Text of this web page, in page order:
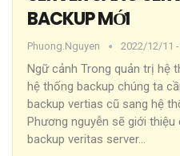
BACKUP MỚI
Phuong.nguyen 2022/12/11 -
Ngữ cảnh Trong quản trị hệ
hệ thống backup chúng ta
backup vertias cũ sang hệ
Phương nguyễn sẽ giới
backup veritas server…